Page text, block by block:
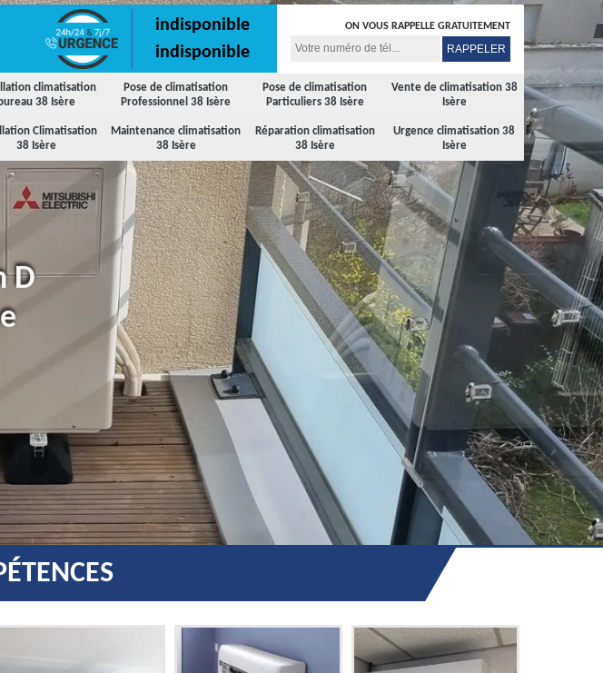
climatisation
bureau 38 Isère
Pose de climatisation
Professionnel 38 Isère
Pose de climatisation
Particuliers 38 Isère
Vente de climatisation 38
Isère
Climatisation
38 Isère
Maintenance climatisation
38 Isère
Réparation climatisation
38 Isère
Urgence climatisation 38
Isère
indisponible
indisponible
ON VOUS RAPPELLE GRATUITEMENT
D